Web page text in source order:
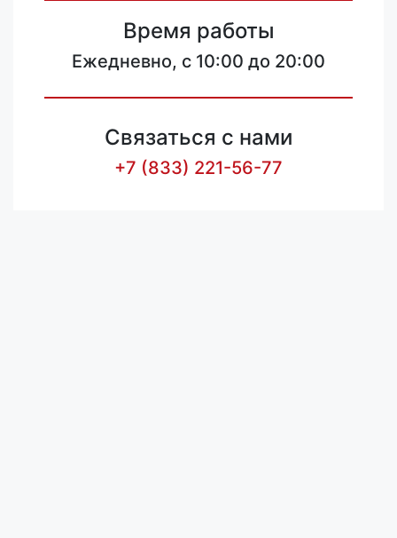
Время работы
Ежедневно, с 10:00 до 20:00
Связаться с нами
+7 (833) 221-56-77